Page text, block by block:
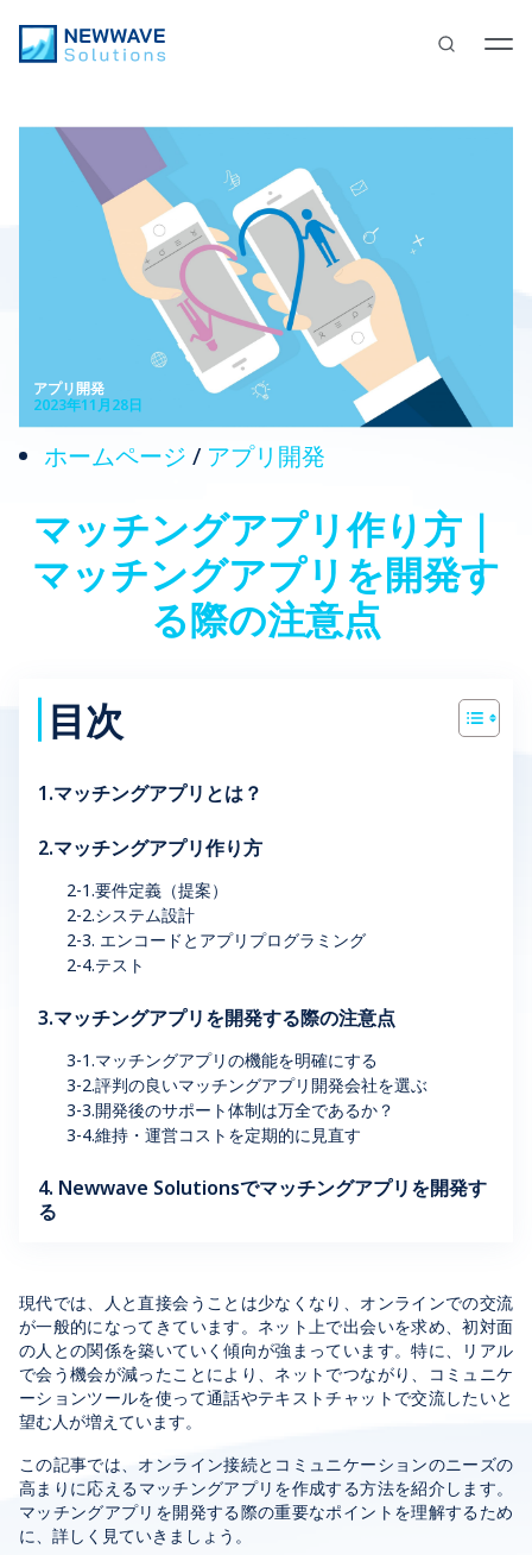
アプリ開発
2023年11月28日
ホームページ / アプリ開発
マッチングアプリ作り方｜
マッチングアプリを開発す
る際の注意点
現代では、人と直接会うことは少なくなり、オンラインでの交流
が一般的になってきています。ネット上で出会いを求め、初対面
の人との関係を築いていく傾向が強まっています。特に、リアル
で会う機会が減ったことにより、ネットでつながり、コミュニケ
ーションツールを使って通話やテキストチャットで交流したいと
望む人が増えています。
この記事では、オンライン接続とコミュニケーションのニーズの
高まりに応えるマッチングアプリを作成する方法を紹介します。
マッチングアプリを開発する際の重要なポイントを理解するため
に、詳しく見ていきましょう。
目次
1.マッチングアプリとは？
2.マッチングアプリ作り方
2-1.要件定義（提案）
2-2.システム設計
2-3. エンコードとアプリプログラミング
2-4.テスト
3.マッチングアプリを開発する際の注意点
3-1.マッチングアプリの機能を明確にする
3-2.評判の良いマッチングアプリ開発会社を選ぶ
3-3.開発後のサポート体制は万全であるか？
3-4.維持・運営コストを定期的に見直す
4. Newwave Solutionsでマッチングアプリを開発す
る